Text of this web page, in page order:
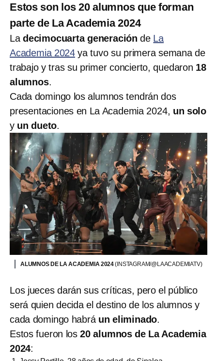
Estos son los 20 alumnos que forman
parte de La Academia 2024
La decimocuarta generación de La
Academia 2024 ya tuvo su primera semana de
trabajo y tras su primer concierto, quedaron 18
alumnos.
Cada domingo los alumnos tendrán dos
presentaciones en La Academia 2024, un solo
yun dueto.
ALUMNOS DE LA ACADEMIA 2024(INSTAGRAM/@LAACADEMIATV)
Los jueces darán sus críticas, pero el público
será quien decida el destino de los alumnos y
cada domingo habrá un eliminado.
Estos fueron los20 alumnos de La Academia
2024: